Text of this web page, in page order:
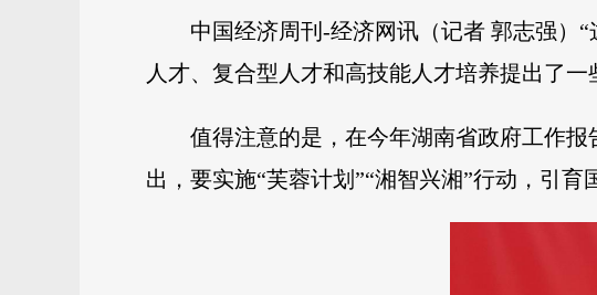
中国经济周刊-经济网讯（记者 郭志强）
人才、复合型人才和高技能人才培养提出了
值得注意的是，在今年湖南省政府工作
出，要实施“芙蓉计划”“湘智兴湘”行动，引